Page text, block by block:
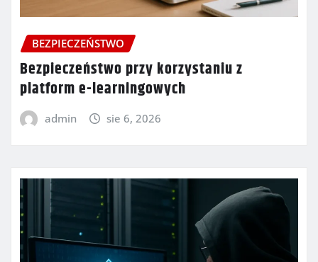
BEZPIECZEŃSTWO
Bezpieczeństwo przy korzystaniu z
platform e-learningowych
admin sie 6, 2026